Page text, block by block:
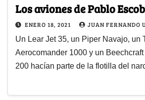
Los aviones de Pablo
ENERO 18, 2021 JUAN FERNANDO
Un Lear Jet 35, un Piper Navajo, un
Aerocomander 1000 y un
200 hacían parte de la flotilla del